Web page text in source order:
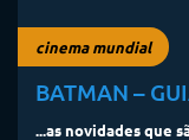
cinema mundial
BATMAN –
...as novidades que